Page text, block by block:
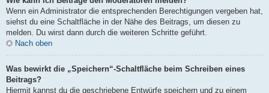
Wenn ein Administrator die entsprechenden Berechtigungen vergeben hat,
siehst du eine Schaltfläche in der Nähe des Beitrags, um diesen zu
melden. Du wirst dann durch die weiteren Schritte geführt.
Nach oben
Was bewirkt die „Speichern“-Schaltfläche beim Schreiben eines
Beitrags?
Hiermit kannst du die geschriebene Entwürfe speichern und zu einem